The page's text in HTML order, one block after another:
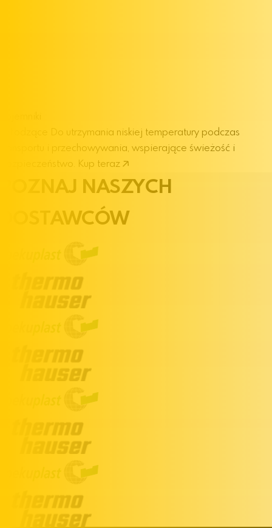
Do utrzymania niskiej temperatury podczas
transportu i przechowywania, wspierające świeżość i
bezpieczeństwo.
Kup teraz
POZNAJ NASZYCH
DOSTAWCÓW